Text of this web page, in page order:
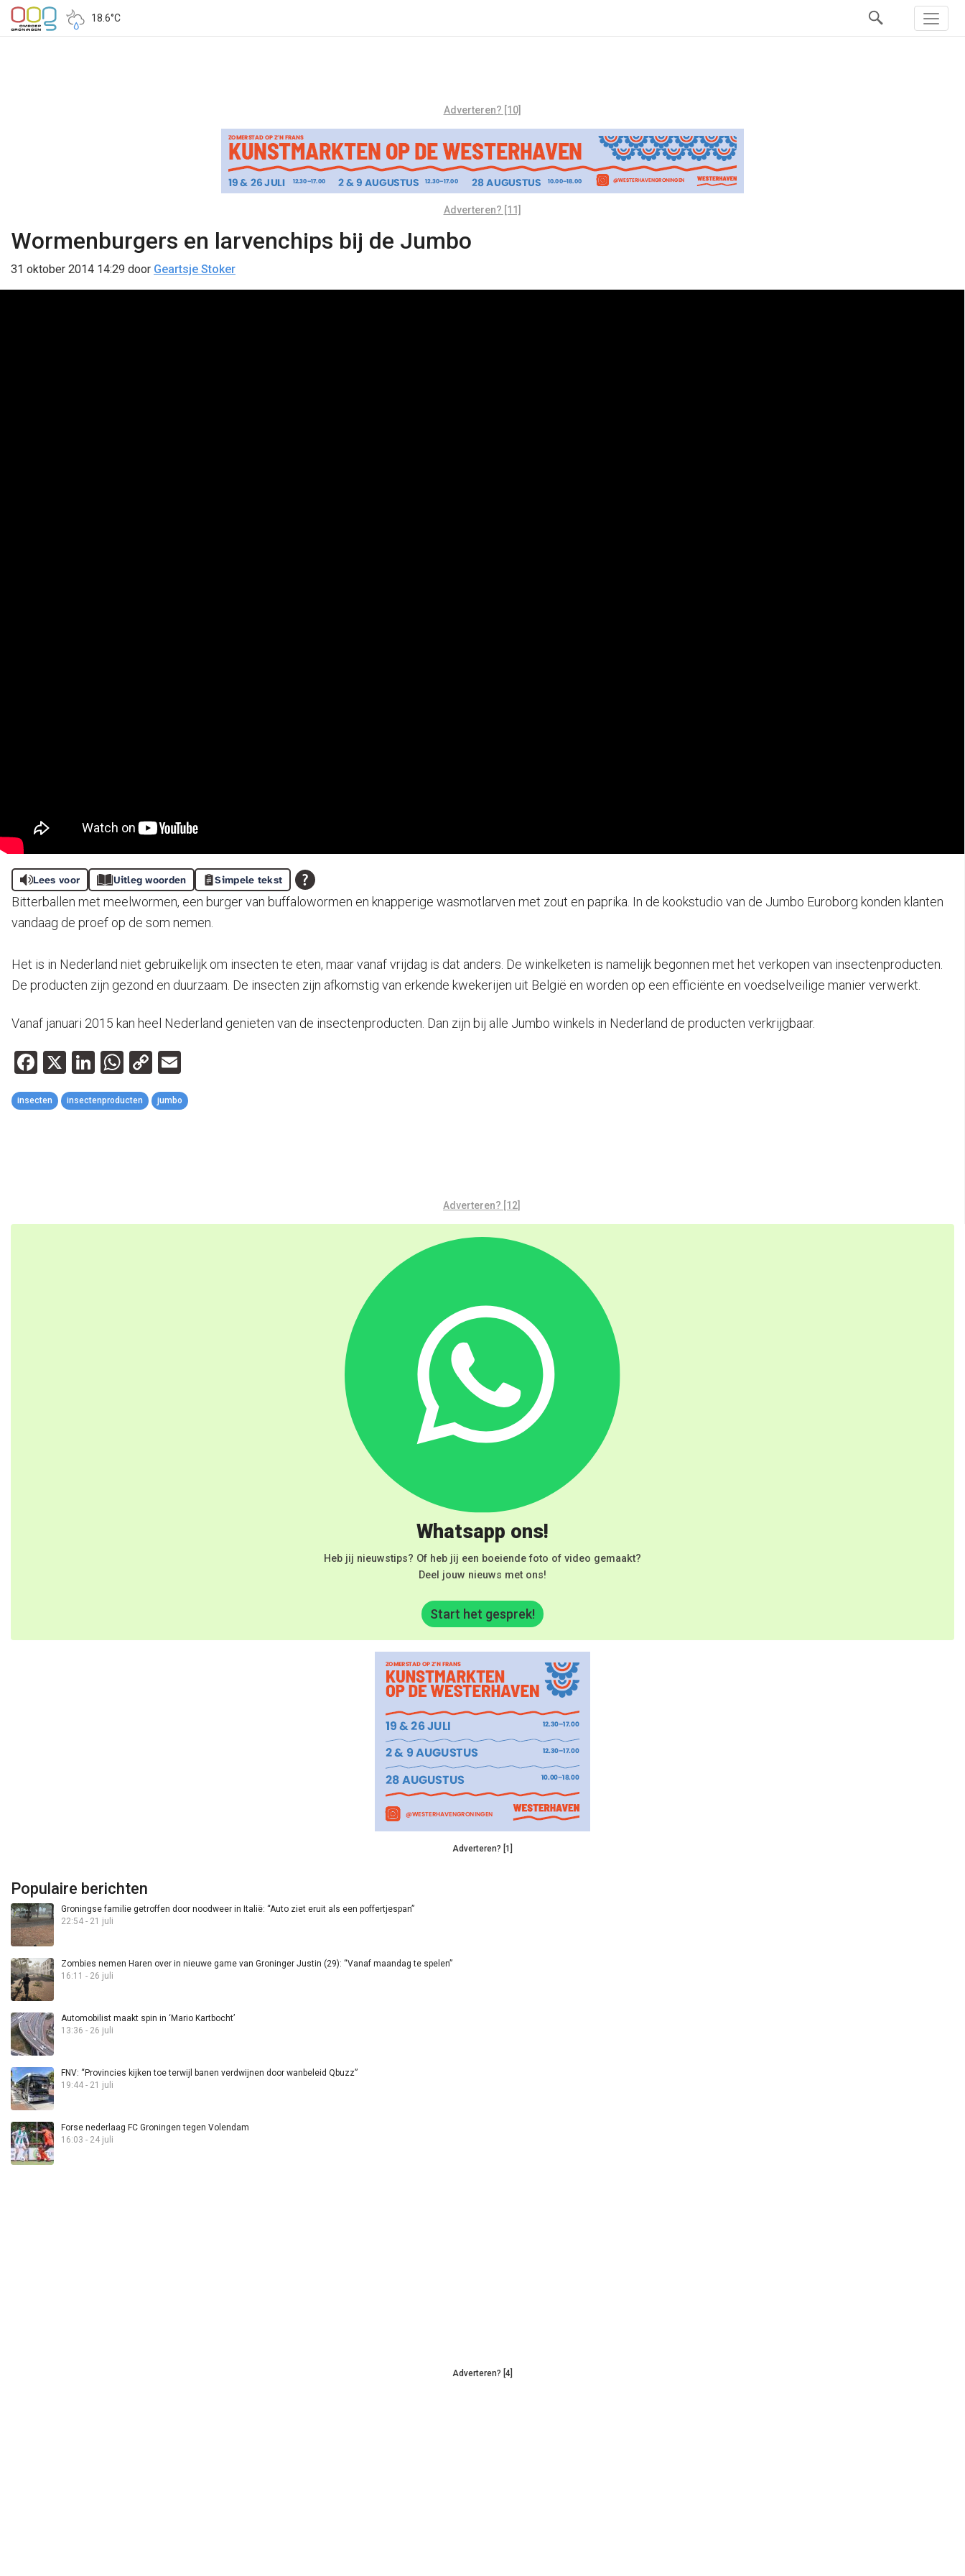
18.6°C
Adverteren? [10]
Adverteren? [11]
Wormenburgers en larvenchips bij de Jumbo
31 oktober 2014 14:29 door Geartsje Stoker
Lees voor Uitleg woorden Simpele tekst
Bitterballen met meelwormen, een burger van buffalowormen en knapperige wasmotlarven met zout en paprika. In de kookstudio van de Jumbo Euroborg konden klanten
vandaag de proef op de som nemen.
Het is in Nederland niet gebruikelijk om insecten te eten, maar vanaf vrijdag is dat anders. De winkelketen is namelijk begonnen met het verkopen van insectenproducten.
De producten zijn gezond en duurzaam. De insecten zijn afkomstig van erkende kwekerijen uit België en worden op een efficiënte en voedselveilige manier verwerkt.
Vanaf januari 2015 kan heel Nederland genieten van de insectenproducten. Dan zijn bij alle Jumbo winkels in Nederland de producten verkrijgbaar.
Facebook
X LinkedIn
WhatsApp
Copy
Link
insecten insectenproducten jumbo
Adverteren? [12]
Whatsapp ons!
Heb jij nieuwstips? Of heb jij een boeiende foto of video gemaakt?
Deel jouw nieuws met ons!
Start het gesprek!
Adverteren? [1]
Populaire berichten
Groningse familie getroffen door noodweer in Italië: “Auto ziet eruit als een poffertjespan”
22:54 - 21 juli
Zombies nemen Haren over in nieuwe game van Groninger Justin (29): “Vanaf maandag te spelen”
16:11 - 26 juli
Automobilist maakt spin in ‘Mario Kartbocht’
13:36 - 26 juli
FNV: “Provincies kijken toe terwijl banen verdwijnen door wanbeleid Qbuzz”
19:44 - 21 juli
Forse nederlaag FC Groningen tegen Volendam
16:03 - 24 juli
Adverteren? [4]